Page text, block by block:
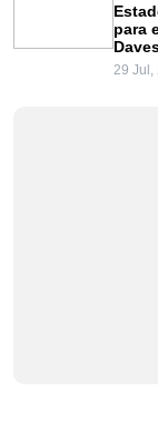
para
29 Jul,